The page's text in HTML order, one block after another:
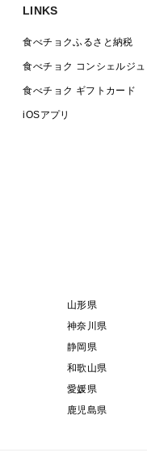
LINKS
食べチョクふるさと納税
食べチョク コンシェルジュ
食べチョク ギフトカード
iOSアプリ
山形県
神奈川県
静岡県
和歌山県
愛媛県
鹿児島県